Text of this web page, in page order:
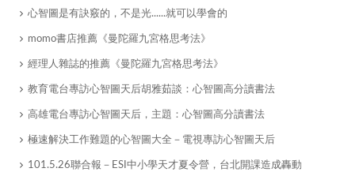
心智圖是有訣竅的，不是光......就可以學會的
momo書店推薦《曼陀羅九宮格思考法》
經理人雜誌的推薦《曼陀羅九宮格思考法》
教育電台專訪心智圖天后胡雅茹談：心智圖高分讀書法
高雄電台專訪心智圖天后，主題：心智圖高分讀書法
極速解決工作難題的心智圖大全－電視專訪心智圖天后
101.5.26聯合報－ESI中小學天才夏令營，台北開課造成轟動